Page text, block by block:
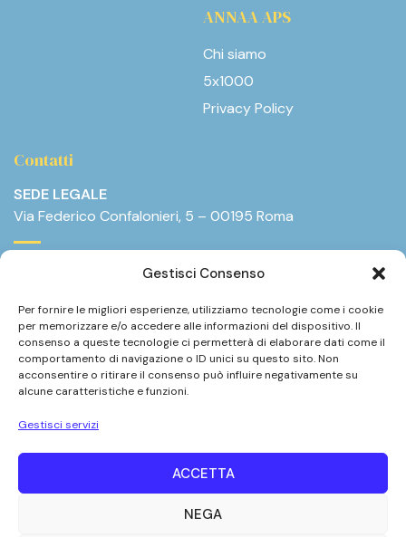
Gestisci Consenso
Per fornire le migliori esperienze, utilizziamo tecnologie come i cookie
per memorizzare e/o accedere alle informazioni del dispositivo. Il
consenso a queste tecnologie ci permetterà di elaborare dati come il
comportamento di navigazione o ID unici su questo sito. Non
acconsentire o ritirare il consenso può influire negativamente su
alcune caratteristiche e funzioni.
Gestisci servizi
ACCETTA
NEGA
ANNAA APS
Chi siamo
5x1000
Privacy Policy
Contatti
SEDE LEGALE
Via Federico Confalonieri, 5 – 00195 Roma
info@annaa.it